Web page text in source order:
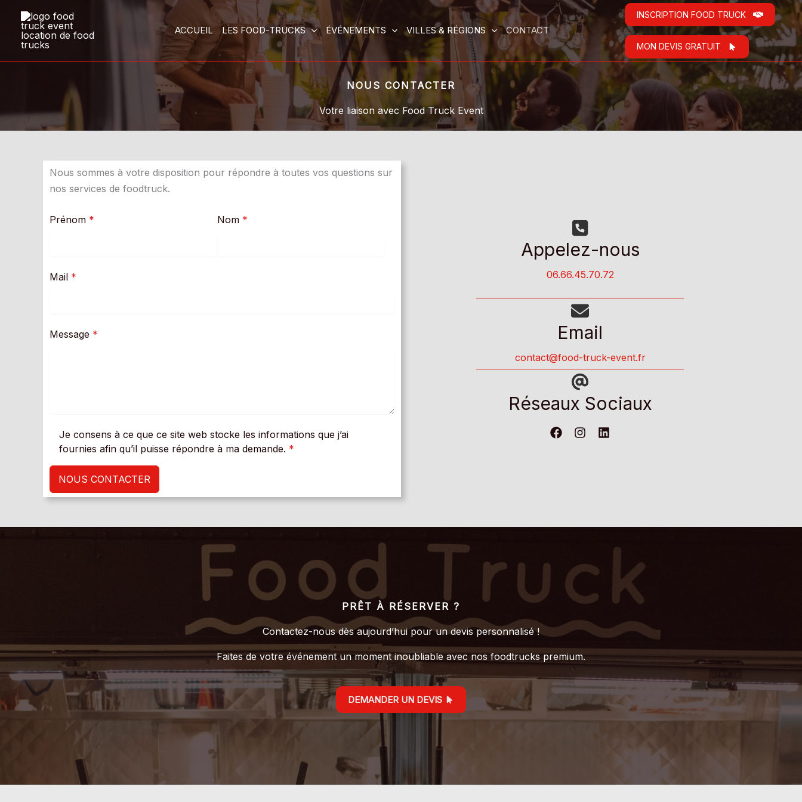
contenu
ACCUEIL LES FOOD-TRUCKS ÉVÉNEMENTS VILLES & RÉGIONS CONTACT
INSCRIPTION FOOD TRUCK
MON DEVIS GRATUIT
NOUS CONTACTER
Votre liaison avec Food Truck Event
Nous sommes à votre disposition pour répondre à toutes vos questions sur
nos services de foodtruck.
Prénom * Nom *
Mail *
Message *
Je consens à ce que ce site web stocke les informations que j’ai
fournies afin qu’il puisse répondre à ma demande. *
NOUS CONTACTER
Appelez-nous
06.66.45.70.72
Email
contact@food-truck-event.fr
Réseaux Sociaux
PRÊT À RÉSERVER ?
Contactez-nous dès aujourd’hui pour un devis personnalisé !
Faites de votre événement un moment inoubliable avec nos foodtrucks premium.
DEMANDER UN DEVIS